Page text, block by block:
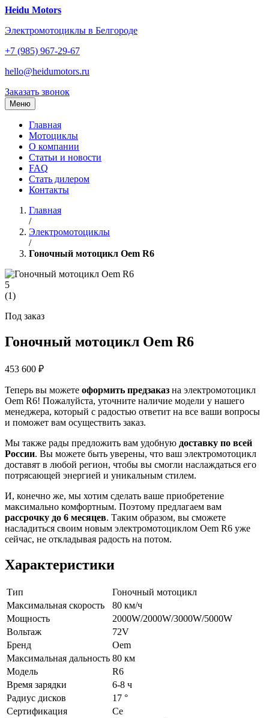
Перейти
содержанию
Heidu Motors
Электромотоциклы в Белгороде
+7 (985) 967-29-67
hello@heidumotors.ru
Заказать звонок
Меню
Главная
Мотоциклы
О компании
Статьи и новости
FAQ
Стать дилером
Контакты
Главная
/
Электромотоциклы
/
Гоночный мотоцикл Oem R6
5
(1)
Под заказ
Гоночный мотоцикл Oem R6
453 600 ₽
Теперь вы можете оформить предзаказ на электромотоцикл
Oem R6! Пожалуйста, уточните наличие модели у нашего
менеджера, который с радостью ответит на все ваши вопросы
и поможет вам осуществить заказ.
Мы также рады предложить вам удобную доставку по всей
России. Вы можете быть уверены, что ваш электромотоцикл
доставят в любой регион, чтобы вы смогли наслаждаться его
потрясающей энергией и уникальным стилем.
И, конечно же, мы хотим сделать ваше приобретение
максимально комфортным. Поэтому предлагаем вам
рассрочку до 6 месяцев. Таким образом, вы сможете
насладиться своим новым электромотоциклом Oem R6 уже
сейчас, не откладывая радость на потом.
Характеристики
Тип
Гоночный мотоцикл
Максимальная скорость
80 км/ч
Мощность
2000W/2000W/3000W/5000W
Вольтаж
72V
Бренд
Oem
Максимальная дальность 80 км
Модель
R6
Время зарядки
6-8 ч
Радиус дисков
17 °
Сертификация
Ce